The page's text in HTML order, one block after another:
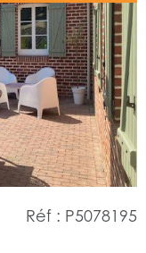
Réf : P5078195